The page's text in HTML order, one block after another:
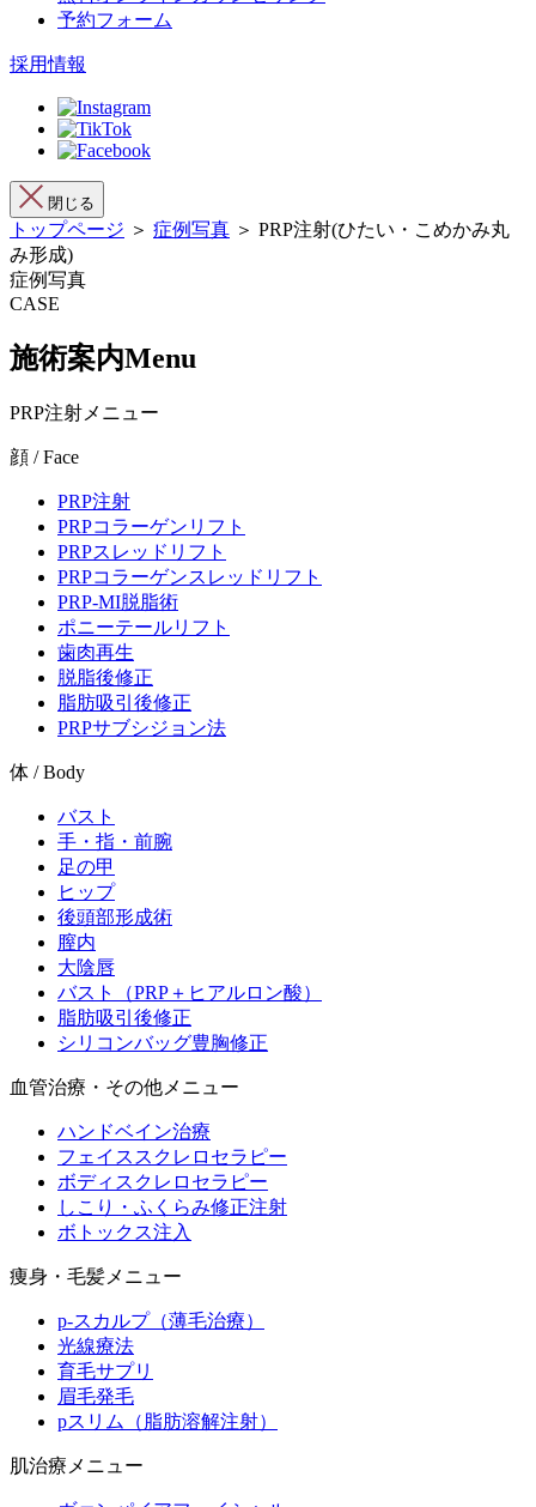
予約フォーム
採用情報
閉じる
トップページ ＞ 症例写真 ＞ PRP注射(ひたい・こめかみ丸
み形成)
症例写真
CASE
施術案内Menu
PRP注射メニュー
顔 / Face
PRP注射
PRPコラーゲンリフト
PRPスレッドリフト
PRPコラーゲンスレッドリフト
PRP-MI脱脂術
ポニーテールリフト
歯肉再生
脱脂後修正
脂肪吸引後修正
PRPサブシジョン法
体 / Body
バスト
手・指・前腕
足の甲
ヒップ
後頭部形成術
膣内
大陰唇
バスト（PRP＋ヒアルロン酸）
脂肪吸引後修正
シリコンバッグ豊胸修正
血管治療・その他メニュー
ハンドベイン治療
フェイススクレロセラピー
ボディスクレロセラピー
しこり・ふくらみ修正注射
ボトックス注入
痩身・毛髪メニュー
p-スカルプ（薄毛治療）
光線療法
育毛サプリ
眉毛発毛
pスリム（脂肪溶解注射）
肌治療メニュー